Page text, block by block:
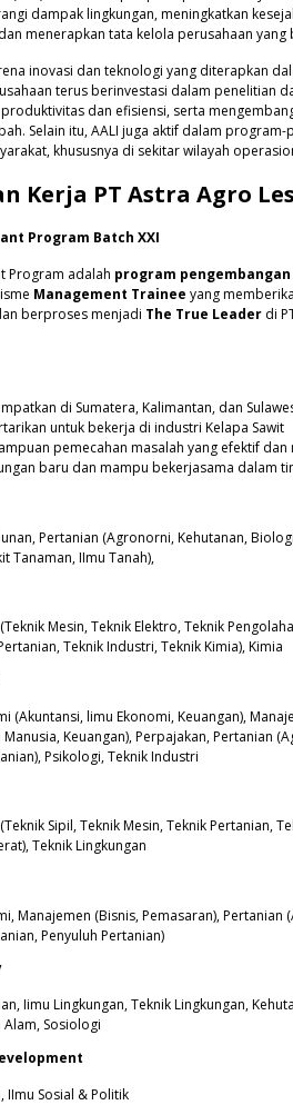
dampak lingkungan, meningkatkan
menerapkan tata kelola perusahaan yang
inovasi dan teknologi yang diterapkan
terus berinvestasi dalam penelitian
dan efisiensi, serta
Selain itu, AALI juga aktif dalam program-
khususnya di sekitar wilayah
Kerja PT Astra Agro
Program Batch XXI
Program adalah program
Management Trainee yang
berproses menjadi The True Leader di
di Sumatera, Kalimantan, dan
untuk bekerja di industri Kelapa Sawit
pemecahan masalah yang efektif
baru dan mampu bekerjasama dalam
Pertanian (Agronorni, Kehutanan,
Tanaman, IImu Tanah),
Mesin, Teknik Elektro, Teknik
Teknik Industri, Teknik Kimia), Kimia
(Akuntansi, limu Ekonomi, Keuangan),
Manusia, Keuangan), Perpajakan, Pertanian
Psikologi, Teknik Industri
Sipil, Teknik Mesin, Teknik Pertanian,
Teknik Lingkungan
Manajemen (Bisnis, Pemasaran), Pertanian
Penyuluh Pertanian)
Iimu Lingkungan, Teknik Lingkungan,
Alam, Sosiologi
IImu Sosial & Politik